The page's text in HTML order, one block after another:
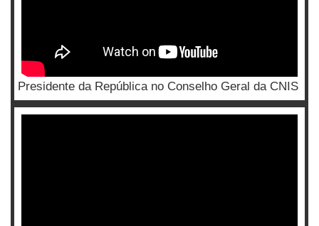
Presidente da República no Conselho Geral da CNIS